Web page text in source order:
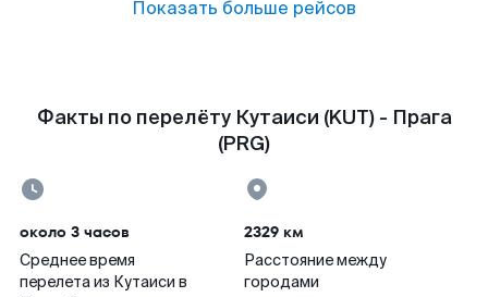
Показать больше рейсов
Факты по перелёту Кутаиси (KUT) - Прага
(PRG)
около 3 часов
Среднее время
перелета из Кутаиси в
2329 км
Расстояние между
городами